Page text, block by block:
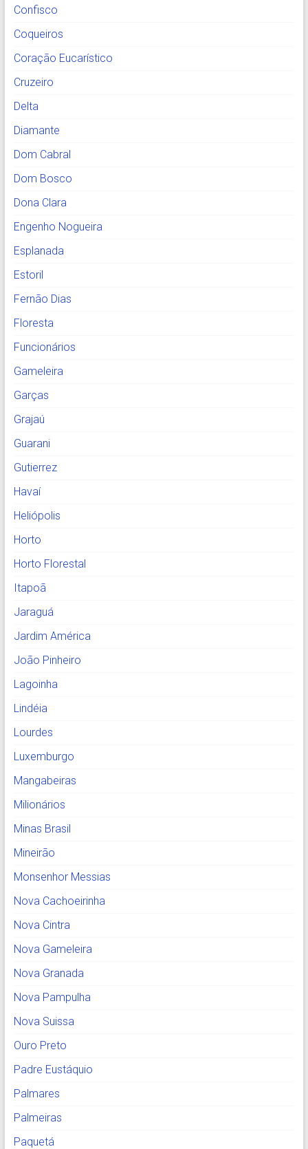
Confisco
Coqueiros
Coração Eucarístico
Cruzeiro
Delta
Diamante
Dom Cabral
Dom Bosco
Dona Clara
Engenho Nogueira
Esplanada
Estoril
Fernão Dias
Floresta
Funcionários
Gameleira
Garças
Grajaú
Guarani
Gutierrez
Havaí
Heliópolis
Horto
Horto Florestal
Itapoã
Jaraguá
Jardim América
João Pinheiro
Lagoinha
Lindéia
Lourdes
Luxemburgo
Mangabeiras
Milionários
Minas Brasil
Mineirão
Monsenhor Messias
Nova Cachoeirinha
Nova Cintra
Nova Gameleira
Nova Granada
Nova Pampulha
Nova Suissa
Ouro Preto
Padre Eustáquio
Palmares
Palmeiras
Paquetá